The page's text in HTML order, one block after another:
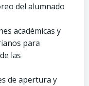
del alumnado
académicas y
para
las
de apertura y